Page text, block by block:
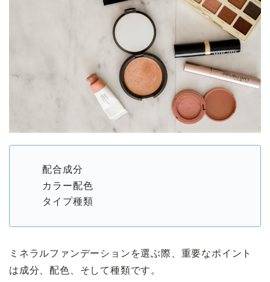
配合成分
カラー配色
タイプ種類
ミネラルファンデーションを選ぶ際、重要なポイント
は成分、配色、そして種類です。